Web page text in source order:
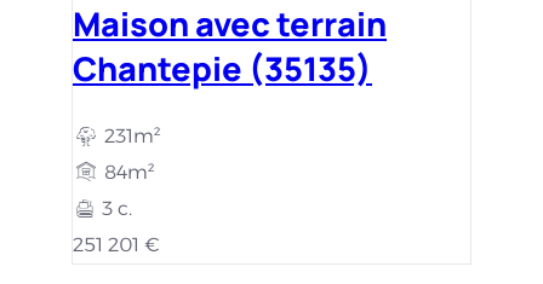
Maison avec terrain
Chantepie (35135)
231m²
84m²
3 c.
251 201 €